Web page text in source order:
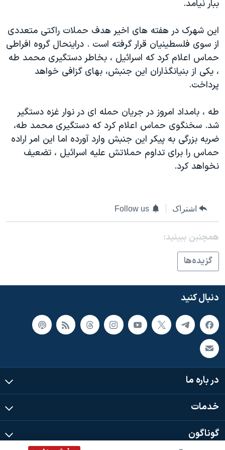
فرهنگ و زندگی
حقوق شهروندی
اقتصادی
علم و فناوری
اسرائیل در جنگ
آرشیو پخش زنده
مستندها
انتخابات ریاست جمهوری آمریکا ۲۰۲۴
حمله جمهوری اسلامی به اسرائیل
رمز مهسا
ورزش زنان در ایران
مجموعه مستندهای دادخواهی
تریبونال مردمی آبان ۹۸
دادگاه حمید نوری
چهل سال گروگان‌گیری
اعتراضات مردمی آبان ۹۸
نرگس محمدی برنده جایزه نوبل صلح
همایش محافظه‌کاران آمریکا «سی‌پک»
سفر پرزیدنت ترامپ به چین
دنبال کنید
زبانهای مختلف
ببار نيامد.
اين شهرک در هفته های اخير هدف حملات راکتی متعددی
از سوی فلسطينيان قرار گرفته است . دراينحال گروه افراطی
حماس اعلام کرد که اسرائيل ، بخاطر دستگيری محمد طه
، يکی از بنيانگذاران اين جنبش، بهای گزافی خواهد
پرداخت.
طه ، بامداد امروز در جريان حمله ای در نوار غزه دستگير
شد. سخنگوی حماس اعلام کرد که دستگيری محمد طه،
ضربه بزرگی به پيکر اين جنبش وارد آورده اما اين امر اراده
حماس را برای تداوم حملاتش عليه اسرائيل ، تضعيف
نخواهد کرد.
اشتراک Follow us
همچنبن ببینید:
گزيده‌ها
دنبال کنید
در باره ما
خدمات
گوناگون